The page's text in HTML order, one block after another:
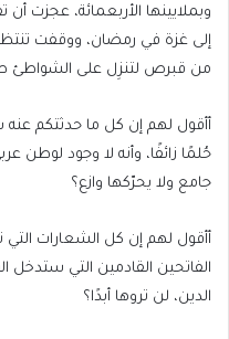
وبملايينها الأربعمائة، عجزت
إلى غزة في رمضان، ووقفت
من قبرص لتنزِل على الشواطئ
أأقول لهم إن كل ما حدثتكم عنه
حُلمًا زائفًا، وأنه لا وجود لوطن
جامع ولا يحرّكها وازع؟
أأقول لهم إن كل الشعارات
الفاتحين القادمين التي
الدين، لن تروها أبدًا؟